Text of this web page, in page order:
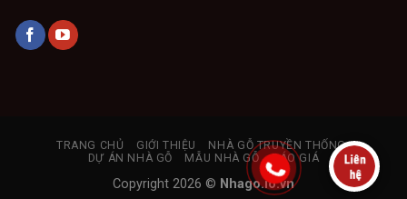
TRANG CHỦ GIỚI THIỆU
NHÀ GỖ TRUYỀN THỐNG
DỰ ÁN NHÀ GỖ
MẪU NHÀ GỖ BÁO GIÁ
Copyright 2026 © Nhago.io.vn